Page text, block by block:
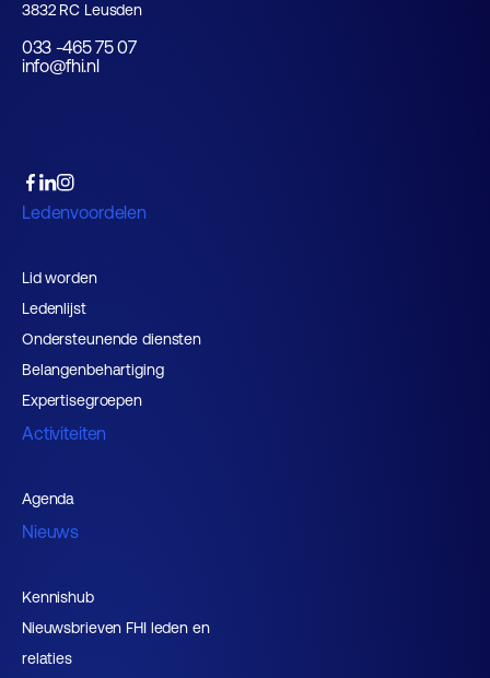
3832 RC Leusden
033 -465 75 07
info@fhi.nl
Ledenvoordelen
Lid worden
Ledenlijst
Ondersteunende diensten
Belangenbehartiging
Expertisegroepen
Activiteiten
Agenda
Nieuws
Kennishub
Nieuwsbrieven FHI leden en
relaties